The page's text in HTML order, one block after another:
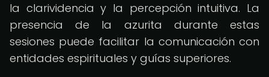
la clarividencia y la percepción intuitiva. La
presencia de la azurita durante estas
sesiones puede facilitar la comunicación con
entidades espirituales y guías superiores.